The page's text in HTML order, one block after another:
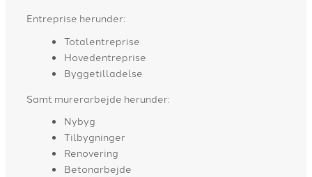
Entreprise herunder:
Totalentreprise
Hovedentreprise
Byggetilladelse
Samt murerarbejde herunder:
Nybyg
Tilbygninger
Renovering
Betonarbejde